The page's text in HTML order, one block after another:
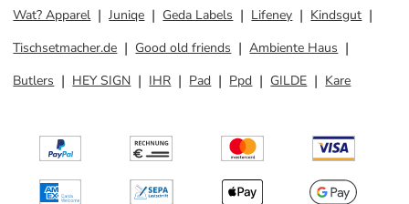
Wat? Apparel
Juniqe Geda Labels Lifeney
Kindsgut
Tischsetmacher.de
Good old friends
Ambiente Haus
Butlers
HEY SIGN IHR Pad Ppd GILDE Kare